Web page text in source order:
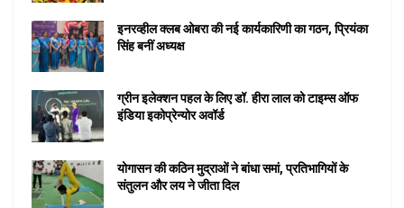
इनरव्हील क्लब ओबरा की नई कार्यकारिणी का गठन, प्रियंका
सिंह बनीं अध्यक्ष
ग्रीन इलेक्शन पहल के लिए डॉ. हीरा लाल को टाइम्स ऑफ
इंडिया इकोप्रेन्योर अवॉर्ड
योगासन की कठिन मुद्राओं ने बांधा समां, प्रतिभागियों के
संतुलन और लय ने जीता दिल